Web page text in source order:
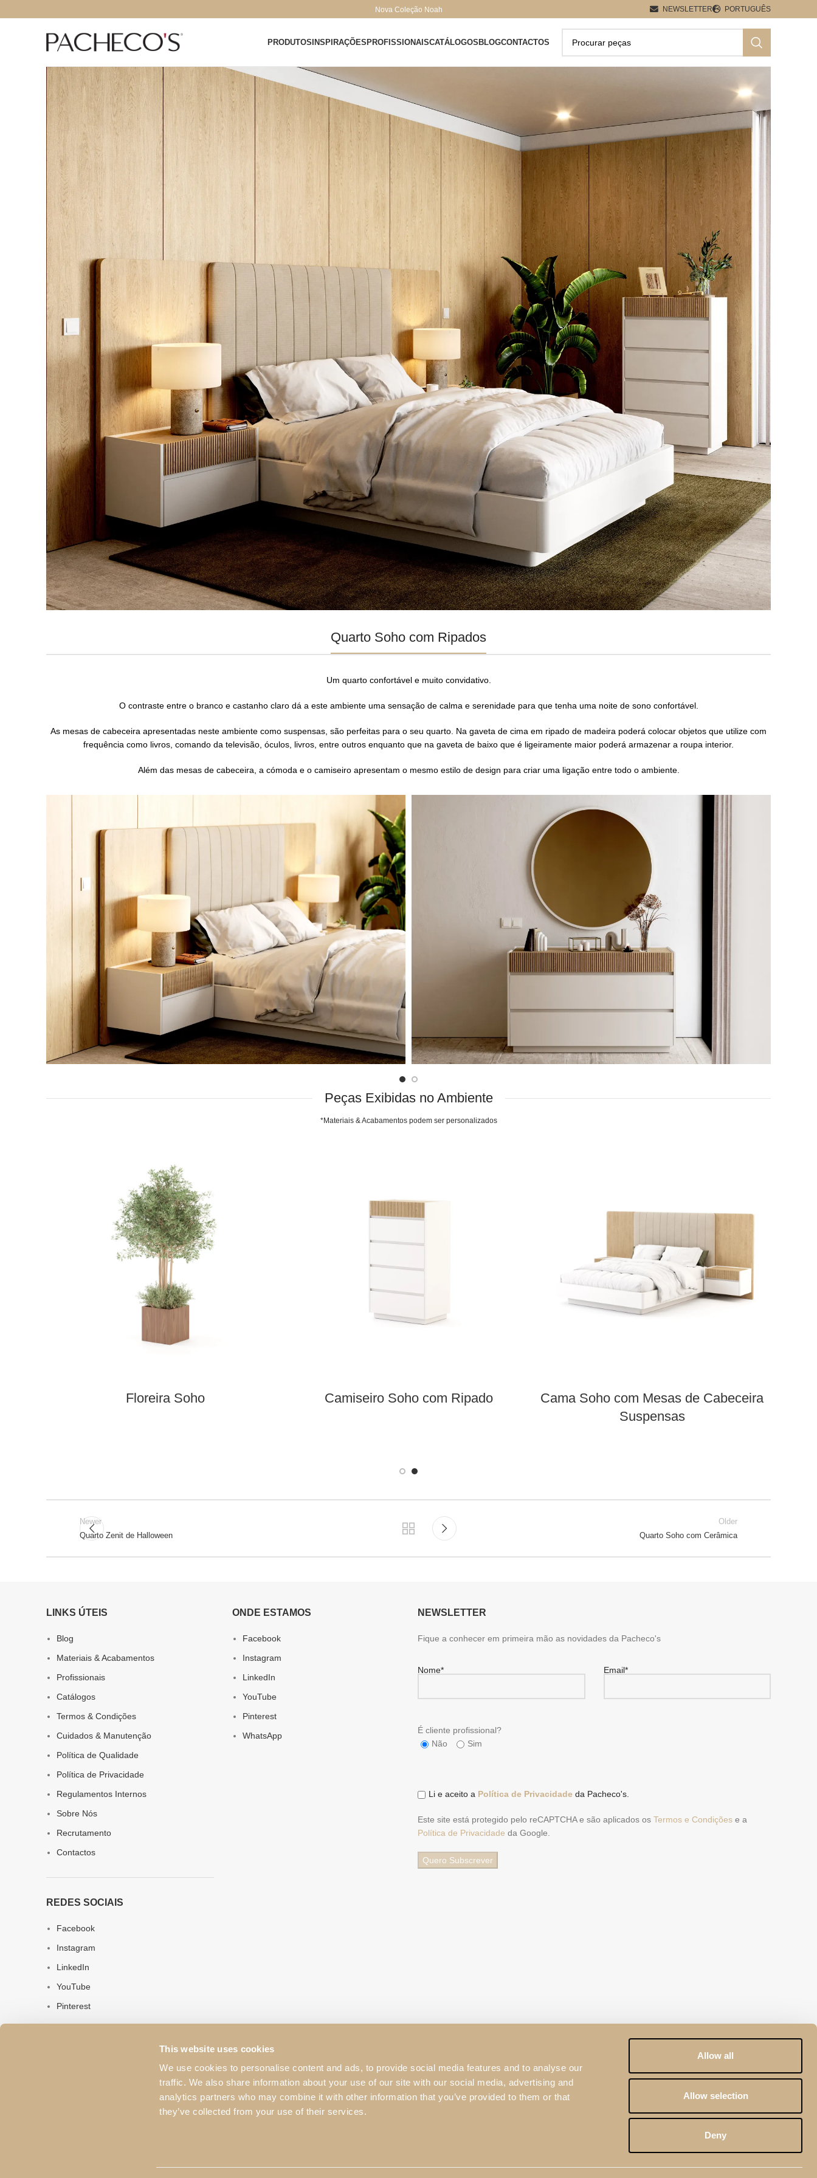
This website uses cookies
We use cookies to personalise content and ads, to provide social media features and to analyse our
traffic. We also share information about your use of our site with our social media, advertising and
analytics partners who may combine it with other information that you’ve provided to them or that
they’ve collected from your use of their services.
Allow all
Allow selection
Deny
Nova Coleção Noah NEWSLETTER PORTUGUÊS
PRODUTOS INSPIRAÇÕES PROFISSIONAISCATÁLOGOS BLOGCONTACTOS
Quarto Soho com Ripados
Um quarto confortável e muito convidativo.
O contraste entre o branco e castanho claro dá a este ambiente uma sensação de calma e serenidade para que tenha uma noite de sono confortável.
As mesas de cabeceira apresentadas neste ambiente como suspensas, são perfeitas para o seu quarto. Na gaveta de cima em ripado de madeira poderá colocar objetos que utilize com
frequência como livros, comando da televisão, óculos, livros, entre outros enquanto que na gaveta de baixo que é ligeiramente maior poderá armazenar a roupa interior.
Além das mesas de cabeceira, a cómoda e o camiseiro apresentam o mesmo estilo de design para criar uma ligação entre todo o ambiente.
Peças Exibidas no Ambiente
*Materiais & Acabamentos podem ser personalizados
Floreira Soho Camiseiro Soho com Ripado
Cama Soho com Mesas de Cabeceira
Suspensas
Newer
Quarto Zenit de Halloween
Older
Quarto Soho com Cerâmica
LINKS ÚTEIS
Blog
Materiais & Acabamentos
Profissionais
Catálogos
Termos & Condições
Cuidados & Manutenção
Política de Qualidade
Política de Privacidade
Regulamentos Internos
Sobre Nós
Recrutamento
Contactos
REDES SOCIAIS
Facebook
Instagram
LinkedIn
YouTube
Pinterest
ONDE ESTAMOS
Facebook
Instagram
LinkedIn
YouTube
Pinterest
WhatsApp
NEWSLETTER
Fique a conhecer em primeira mão as novidades da Pacheco's
Nome* Email*
É cliente profissional?
Não
Sim
Li e aceito a Política de Privacidade da Pacheco's.
Este site está protegido pelo reCAPTCHA e são aplicados os Termos e Condições e a
Política de Privacidade da Google.
website não podem ser usados sem a devida autorização da marca.